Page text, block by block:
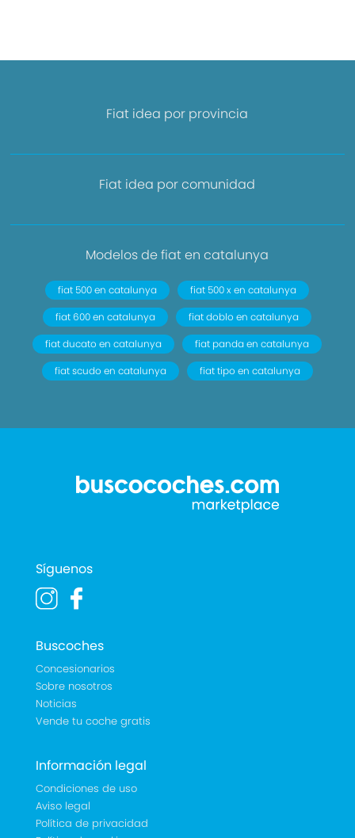
Fiat idea por provincia
Fiat idea por comunidad
Modelos de fiat en catalunya
fiat 500 en catalunya
fiat 500 x en catalunya
fiat 600 en catalunya
fiat doblo en catalunya
fiat ducato en catalunya
fiat panda en catalunya
fiat scudo en catalunya
fiat tipo en catalunya
Síguenos
Buscoches
Concesionarios
Sobre nosotros
Noticias
Vende tu coche gratis
Información legal
Condiciones de uso
Aviso legal
Política de privacidad